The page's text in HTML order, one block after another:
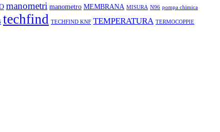
manometri manometro MEMBRANA MISURA N96 pompa chimica
techfind TECHFIND KNF TEMPERATURA TERMOCOPPIE